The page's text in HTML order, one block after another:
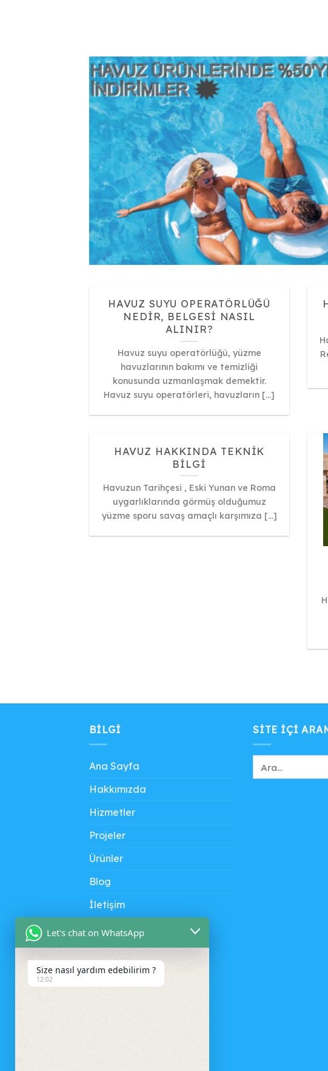
HAVUZ SUYU OPERATÖRLÜĞÜ
NEDIR, BELGESI NASIL
ALINIR?
Havuz suyu operatörlüğü, yüzme
havuzlarının bakımı ve temizliği
konusunda uzmanlaşmak demektir.
Havuz suyu operatörleri, havuzların [...]
HAVUZ HAKKINDA TEKNIK
BILGI
Havuzun Tarihçesi , Eski Yunan ve Roma
uygarlıklarında görmüş olduğumuz
yüzme sporu savaş amaçlı karşımıza [...]
BILGI
Ana Sayfa
Hakkımızda
Hizmetler
Projeler
Ürünler
Blog
İletişim
SITE IÇI
Let's chat on WhatsApp
Size nasıl yardım edebilirim ?
12:02